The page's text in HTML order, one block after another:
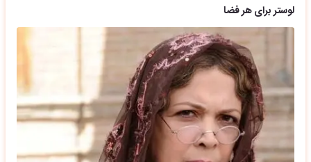
لوستر برای هر فضا